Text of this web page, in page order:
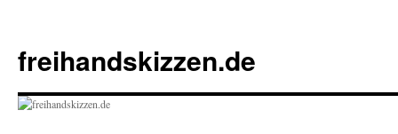
springen
freihandskizzen.de